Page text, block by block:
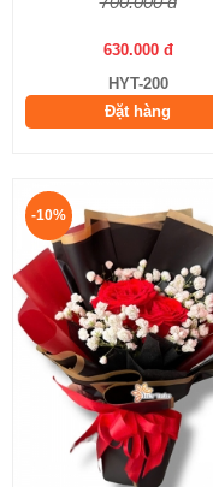
630.000 đ
HYT-200
Đặt hàng
-10%